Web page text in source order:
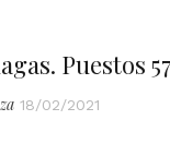
Puestos 57
18/02/2021